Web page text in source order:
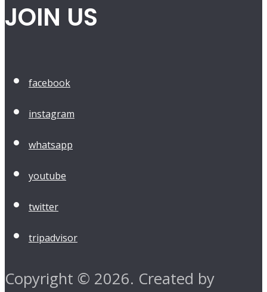
JOIN US
facebook
instagram
whatsapp
youtube
twitter
tripadvisor
Copyright © 2026. Created by